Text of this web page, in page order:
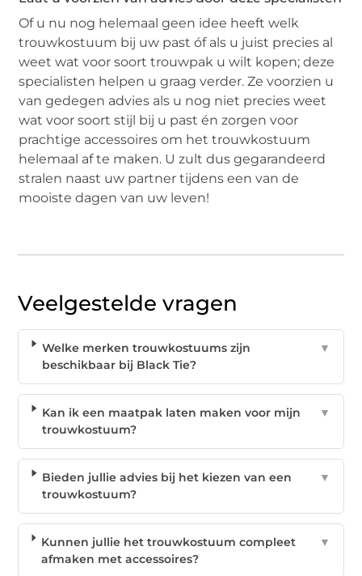
Of u nu nog helemaal geen idee heeft welk
trouwkostuum bij uw past óf als u juist precies al
weet wat voor soort trouwpak u wilt kopen; deze
specialisten helpen u graag verder. Ze voorzien u
van gedegen advies als u nog niet precies weet
wat voor soort stijl bij u past én zorgen voor
prachtige accessoires om het trouwkostuum
helemaal af te maken. U zult dus gegarandeerd
stralen naast uw partner tijdens een van de
mooiste dagen van uw leven!
Veelgestelde vragen
Welke merken trouwkostuums zijn
beschikbaar bij Black Tie?
▼
Kan ik een maatpak laten maken voor mijn
trouwkostuum?
▼
Bieden jullie advies bij het kiezen van een
trouwkostuum?
▼
Kunnen jullie het trouwkostuum compleet
afmaken met accessoires?
▼